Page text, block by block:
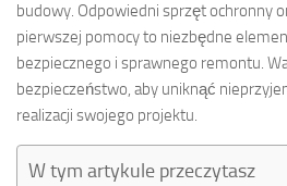
budowy. Odpowiedni sprzęt ochronny
pierwszej pomocy to niezbędne
bezpiecznego i sprawnego remontu.
bezpieczeństwo, aby uniknąć
realizacji swojego projektu.
W tym artykule przeczytasz